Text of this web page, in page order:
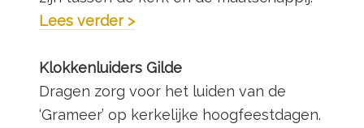
Lees verder >
Klokkenluiders Gilde
Dragen zorg voor het luiden van de
‘Grameer’ op kerkelijke hoogfeestdagen.